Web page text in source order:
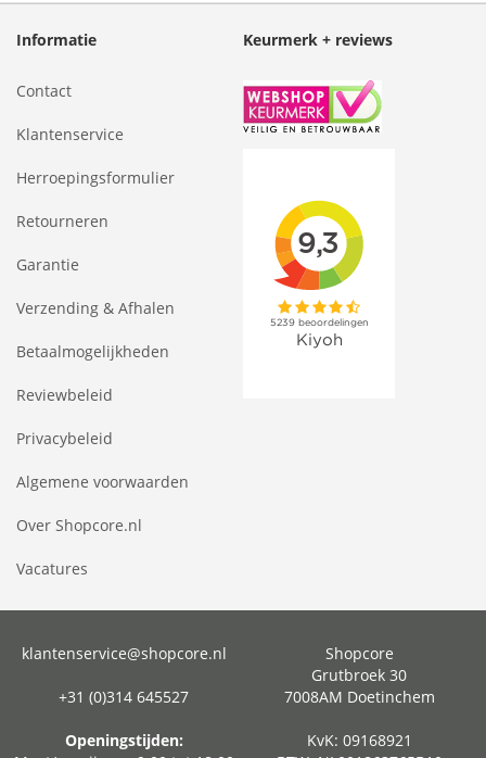
Informatie
Contact
Klantenservice
Herroepingsformulier
Retourneren
Garantie
Verzending & Afhalen
Betaalmogelijkheden
Reviewbeleid
Privacybeleid
Algemene voorwaarden
Over Shopcore.nl
Vacatures
Keurmerk + reviews
klantenservice@shopcore.nl
+31 (0)314 645527
Openingstijden:
Shopcore
Grutbroek 30
7008AM Doetinchem
KvK: 09168921